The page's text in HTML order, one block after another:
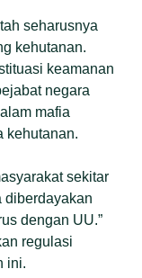
seharusnya
kehutanan.
keamanan
negara
mafia
kehutanan.
sekitar
diberdayakan
dengan UU.”
regulasi
ini.